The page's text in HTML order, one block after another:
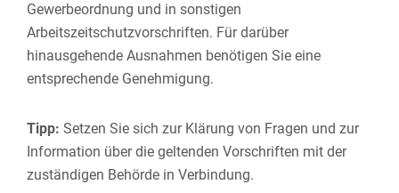
Gewerbeordnung und in sonstigen
Arbeitszeitschutzvorschriften. Für darüber
hinausgehende Ausnahmen benötigen Sie eine
entsprechende Genehmigung.
Tipp: Setzen Sie sich zur Klärung von Fragen und zur
Information über die geltenden Vorschriften mit der
zuständigen Behörde in Verbindung.